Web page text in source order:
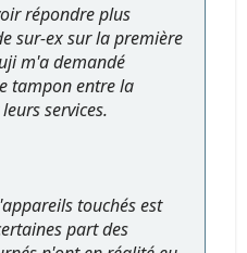
répondre plus
sur-ex sur la première
m'a demandé
tampon entre la
services.
touchés est
part des